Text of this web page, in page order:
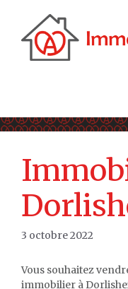
contenu
3 octobre 2022
Vous souhaitez
immobilier à